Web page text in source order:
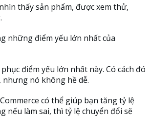
thấy sản phẩm, được xem thử,
những điểm yếu lớn nhất của
điểm yếu lớn nhất này. Có cách đó
nhưng nó không hề dễ.
có thể giúp bạn tăng tỷ lệ
nếu làm sai, thì tỷ lệ chuyển đổi sẽ